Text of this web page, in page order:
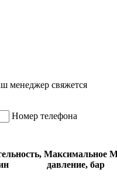
менеджер свяжется
Номер телефона
Максимальное
давление, бар